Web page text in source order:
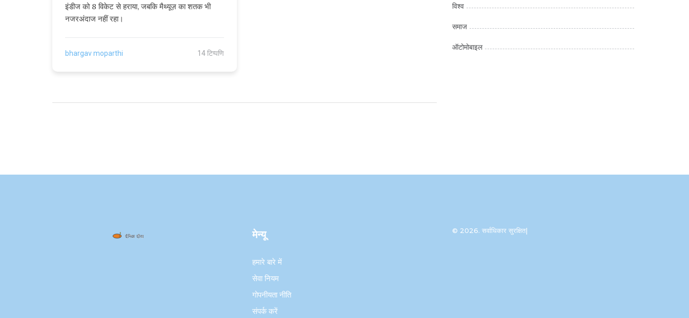
इंडीज को 8 विकेट से हराया, जबकि मैथ्यूज़ का शतक भी
नजरअंदाज नहीं रहा।
bhargav moparthi 14 टिप्पणि
विश्व
समाज
ऑटोमोबाइल
मेन्यू
हमारे बारे में
सेवा नियम
गोपनीयता नीति
संपर्क करें
© 2026. सर्वाधिकार सुरक्षित|